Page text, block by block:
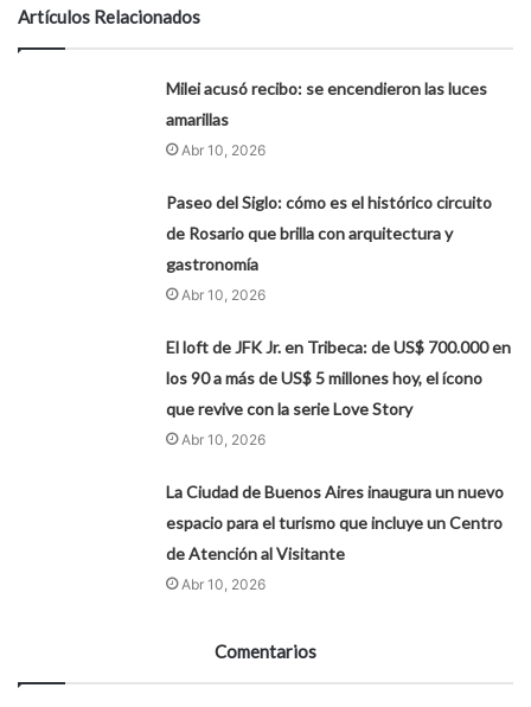
Artículos Relacionados
Milei acusó recibo: se encendieron las luces
amarillas
Abr 10, 2026
Paseo del Siglo: cómo es el histórico circuito
de Rosario que brilla con arquitectura y
gastronomía
Abr 10, 2026
El loft de JFK Jr. en Tribeca: de US$ 700.000 en
los 90 a más de US$ 5 millones hoy, el ícono
que revive con la serie Love Story
Abr 10, 2026
La Ciudad de Buenos Aires inaugura un nuevo
espacio para el turismo que incluye un Centro
de Atención al Visitante
Abr 10, 2026
Comentarios